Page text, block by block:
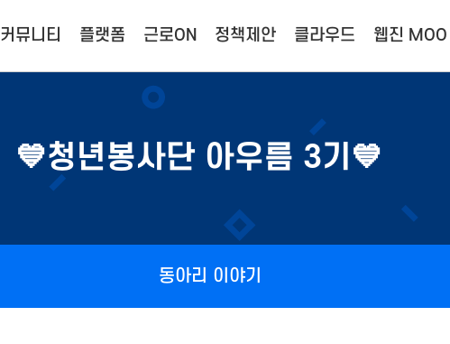
커뮤니티 플랫폼 근로ON 정책제안 클라우드 웹진 MOO
💙청년봉사단 아우름 3기💙
동아리 이야기